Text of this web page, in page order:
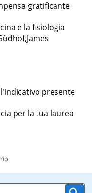
gratificante
e la fisiologia
presente
per la tua laurea